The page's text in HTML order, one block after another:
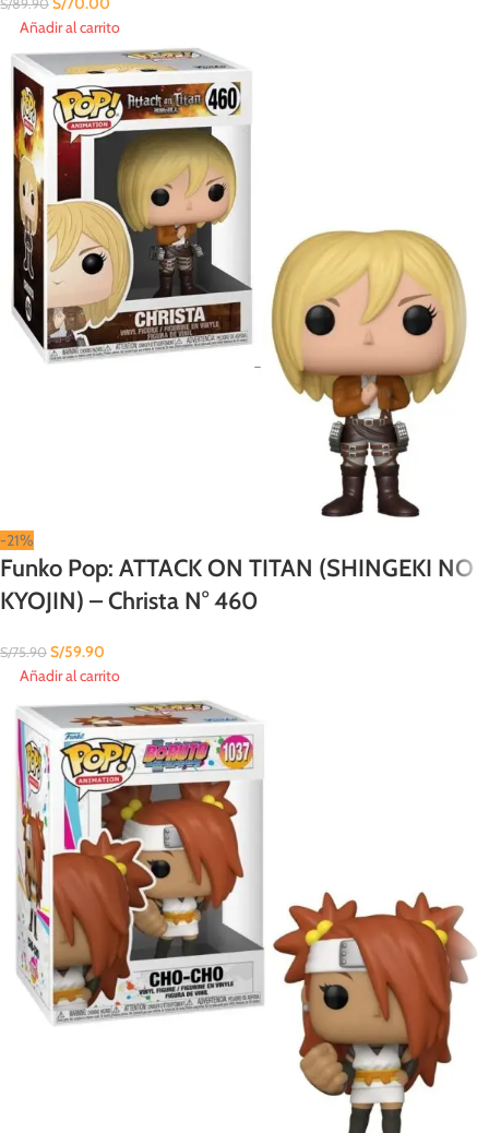
S/89.90
Añadir al carrito
-21%
Funko Pop: ATTACK ON TITAN (SHINGEKI NO
KYOJIN) – Christa N° 460
S/75.90 S/59.90
Añadir al carrito